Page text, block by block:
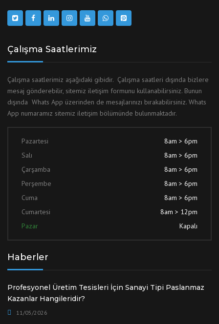
Çalışma Saatlerimiz
Çalışma saatlerimiz aşağıdaki gibidir. Çalışma saatleri dışında bizlere
mesaj gönderebilir, sitemiz iletişim formunu kullanabilirsiniz. Bunun
dışında Whats App üzerinden de mesajlarınızı bırakabilirsiniz. Whats
App numaramız sitemiz iletişim bölümünde bulunmaktadır.
Pazartesi
8am > 6pm
Salı
8am > 6pm
Çarşamba
8am > 6pm
Perşembe
8am > 6pm
Cuma
8am > 6pm
Cumartesi
8am > 12pm
Pazar
Kapalı
Haberler
Profesyonel Üretim Tesisleri İçin Sanayi Tipi Paslanmaz
Kazanlar Hangileridir?
11/05/2026